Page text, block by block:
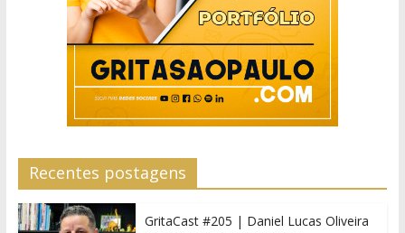
Recentes postagens
GritaCast #205 | Daniel Lucas Oliveira